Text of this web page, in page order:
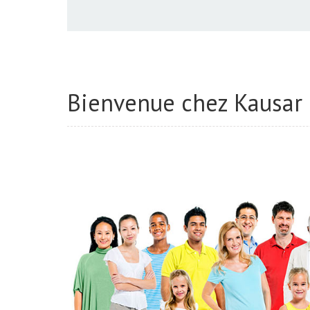
Bienvenue chez Kausar